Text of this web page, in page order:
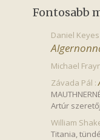
Fontosabb
Daniel
Michael
Závada Pál :
Artúr
William
Titania,